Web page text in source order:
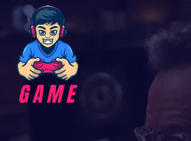
Skip
content